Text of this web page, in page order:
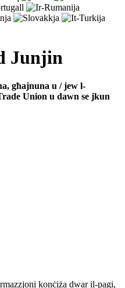
Junjin
għajnuna u / jew l-
Union u dawn se jkun
konċiża dwar il-pagi,